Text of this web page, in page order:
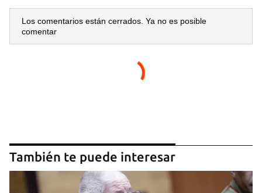
Los comentarios están cerrados. Ya no es posible
comentar
También te puede interesar